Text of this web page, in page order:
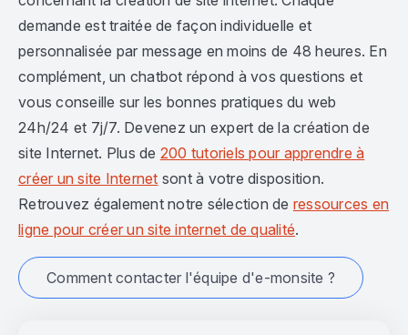
demande est traitée de façon individuelle et
personnalisée par message en moins de 48 heures. En
complément, un chatbot répond à vos questions et
vous conseille sur les bonnes pratiques du web
24h/24 et 7j/7. Devenez un expert de la création de
site Internet. Plus de 200 tutoriels pour apprendre à
créer un site Internet sont à votre disposition.
Retrouvez également notre sélection de ressources en
ligne pour créer un site internet de qualité.
Comment contacter l'équipe d'e-monsite ?